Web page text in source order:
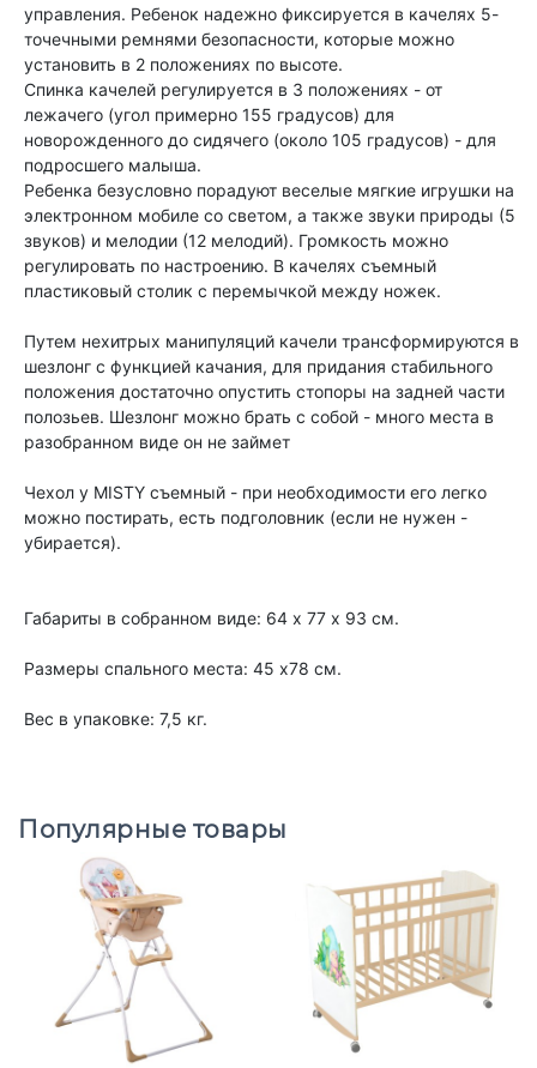
управления. Ребенок надежно фиксируется в качелях 5-
точечными ремнями безопасности, которые можно
установить в 2 положениях по высоте.
Спинка качелей регулируется в 3 положениях - от
лежачего (угол примерно 155 градусов) для
новорожденного до сидячего (около 105 градусов) - для
подросшего малыша.
Ребенка безусловно порадуют веселые мягкие игрушки на
электронном мобиле со светом, а также звуки природы (5
звуков) и мелодии (12 мелодий). Громкость можно
регулировать по настроению. В качелях съемный
пластиковый столик с перемычкой между ножек.
Путем нехитрых манипуляций качели трансформируются в
шезлонг с функцией качания, для придания стабильного
положения достаточно опустить стопоры на задней части
полозьев. Шезлонг можно брать с собой - много места в
разобранном виде он не займет
Чехол у MISTY съемный - при необходимости его легко
можно постирать, есть подголовник (если не нужен -
убирается).
Габариты в собранном виде: 64 х 77 х 93 см.
Размеры спального места: 45 х78 см.
Вес в упаковке: 7,5 кг.
Популярные товары